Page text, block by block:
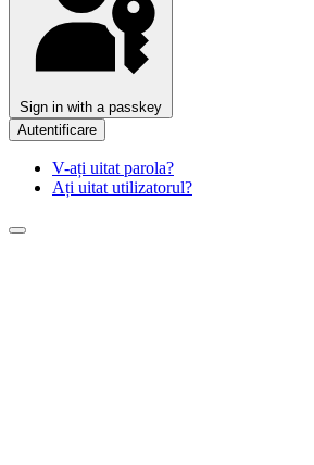
Sign in with a passkey
Autentificare
V-ați uitat parola?
Ați uitat utilizatorul?